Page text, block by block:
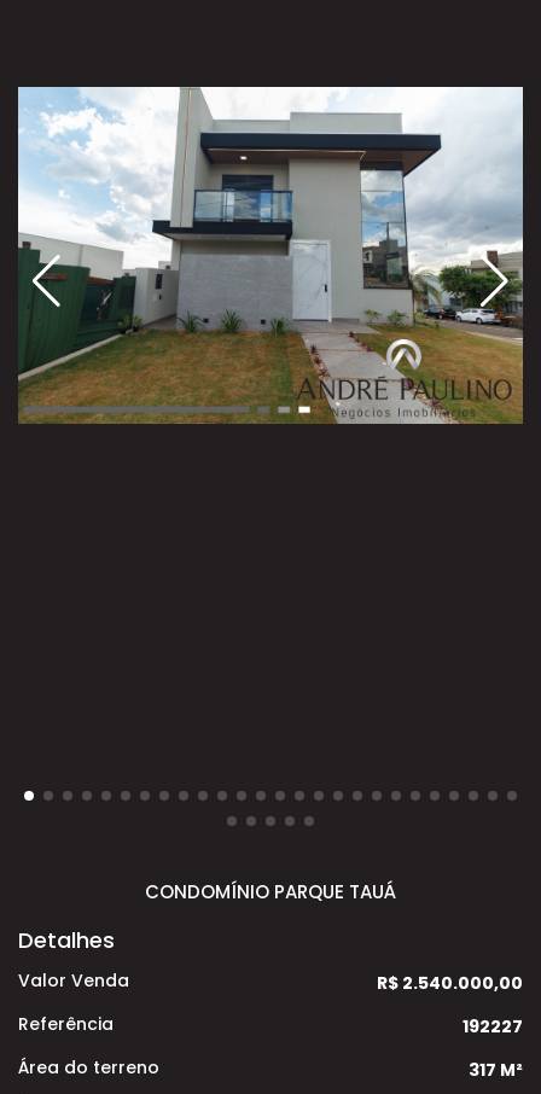
CONDOMÍNIO PARQUE TAUÁ
Detalhes
R$ 2.540.000,00
Valor Venda
192227
Referência
317 M²
Área do terreno